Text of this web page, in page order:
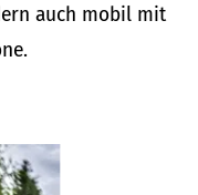
auch mobil mit